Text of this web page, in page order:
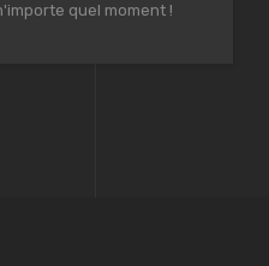
quel moment !